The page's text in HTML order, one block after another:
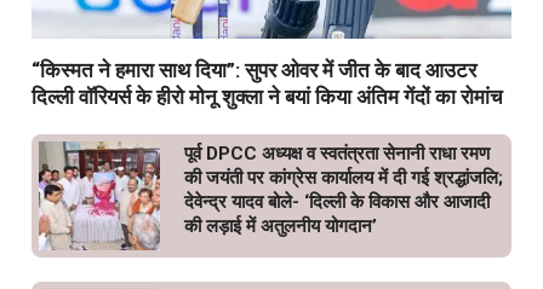
“किस्मत ने हमारा साथ दिया”: सुपर ओवर में जीत के बाद आउटर
दिल्ली वॉरियर्स के हीरो मोनू शुक्ला ने बयां किया अंतिम गेंदों का रोमांच
पूर्व DPCC अध्यक्ष व स्वतंत्रता सेनानी राधा रमण
की जयंती पर कांग्रेस कार्यालय में दी गई श्रद्धांजलि;
देवेन्द्र यादव बोले- ‘दिल्ली के विकास और आजादी
की लड़ाई में अतुलनीय योगदान’